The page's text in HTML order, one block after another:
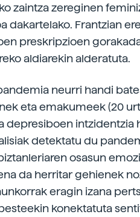
zaintza zereginen
dakartelako. Frantzian
preskripzioen
aldiarekin alderatuta.
neurri handi
eta emakumeek (20
depresiboen intzidentzia
detektatu du
osasun
da herritar gehienek
eragin izana
konektatuta